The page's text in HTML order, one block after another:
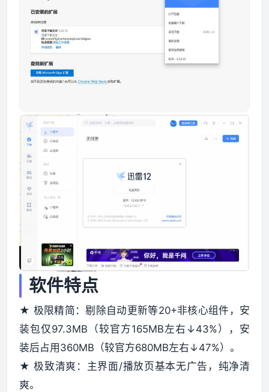
软件特点
★ 极限精简：剔除自动更新等20+非核心组件，安
装包仅97.3MB（较官方165MB左右↓43%），安
装后占用360MB（较官方680MB左右↓47%）。
★ 极致清爽：主界面/播放页基本无广告，纯净清
爽。